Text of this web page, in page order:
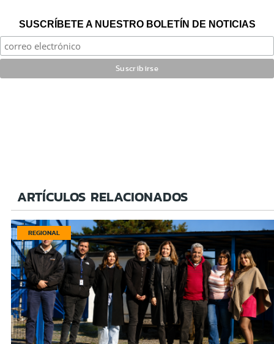
SUSCRÍBETE A NUESTRO BOLETÍN DE NOTICIAS
ARTÍCULOS RELACIONADOS
REGIONAL